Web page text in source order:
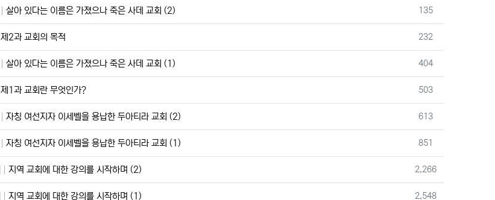
살아 있다는 이름은 가졌으나 죽은 사데 교회 (2) 조회
135
제2과 교회의 목적 조회
232
살아 있다는 이름은 가졌으나 죽은 사데 교회 (1) 조회
404
제1과 교회란 무엇인가? 조회
503
자칭 여선지자 이세벨을 용납한 두아티라 교회 (2) 조회
613
자칭 여선지자 이세벨을 용납한 두아티라 교회 (1) 조회
851
지역 교회에 대한 강의를 시작하며 (2) 조회
2,266
지역 교회에 대한 강의를 시작하며 (1) 조회
2,548